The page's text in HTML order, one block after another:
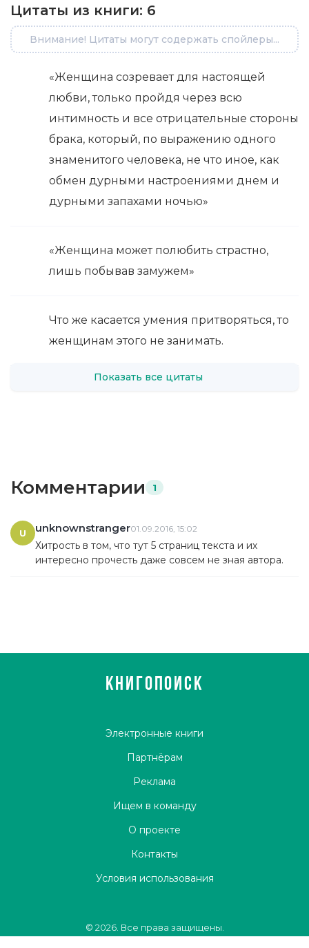
Цитаты из книги: 6
Внимание! Цитаты могут содержать спойлеры...
«Женщина созревает для настоящей
любви, только пройдя через всю
интимность и все отрицательные стороны
брака, который, по выражению одного
знаменитого человека, не что иное, как
обмен дурными настроениями днем и
дурными запахами ночью»
«Женщина может полюбить страстно,
лишь побывав замужем»
Что же касается умения притворяться, то
женщинам этого не занимать.
Показать все цитаты
Комментарии 1
U unknownstranger01.09.2016, 15:02
Хитрость в том, что тут 5 страниц текста и их
интересно прочесть даже совсем не зная автора.
КНИГОПОИСК
Электронные книги
Партнёрам
Реклама
Ищем в команду
О проекте
Контакты
Условия использования
© 2026. Все права защищены.